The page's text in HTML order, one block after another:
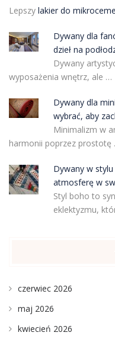
Lepszy lakier do
Dywany dla
dzieł na
Dywany
wyposażenia wnętrz, ale …
Dywany dla
wybrać, aby
Minimalizm w
harmonii poprzez prostotę
Dywany w
atmosferę w
Styl boho to
eklektyzmu,
czerwiec 2026
maj 2026
kwiecień 2026